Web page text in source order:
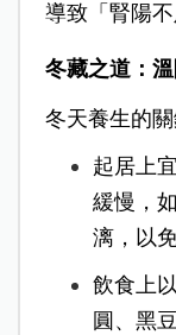
導致「腎陽不
冬藏之道：
冬天養生的關
起居上
緩慢，
漓，以
飲食上
圓、黑